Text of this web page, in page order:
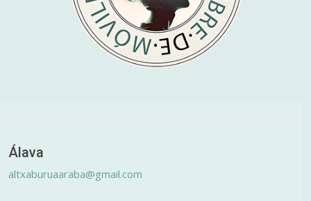
Álava
altxaburuaaraba@gmail.com